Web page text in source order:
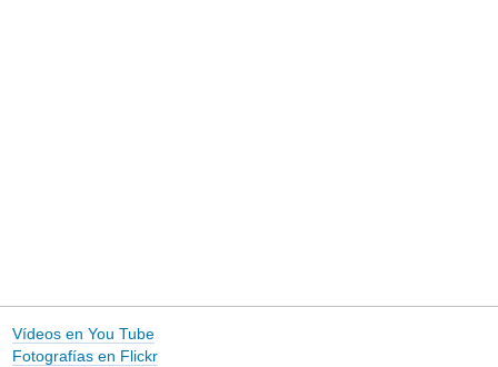
Vídeos en You Tube
Fotografías en Flickr